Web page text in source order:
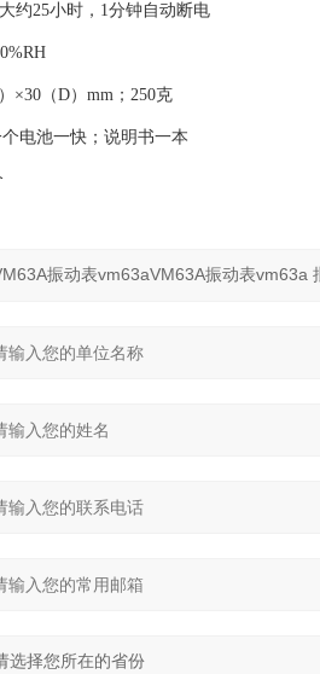
约25小时，1分钟自动断电
×30（D）mm；250克
电池一快；说明书一本